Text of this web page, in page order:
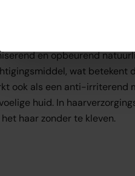
en UV-B-bescherming.
zijn onder meer
en helend in
en opbeurend
wat betekent
ook als een anti-irriterend
huid. In
haar zonder te kleven.